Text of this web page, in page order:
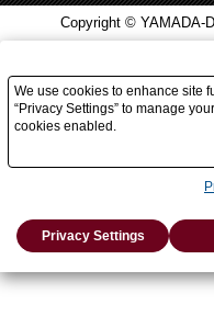
Copyright © YAMADA-
We use cookies to enhance site
“Privacy Settings” to manage
cookies enabled.
Privacy Settings